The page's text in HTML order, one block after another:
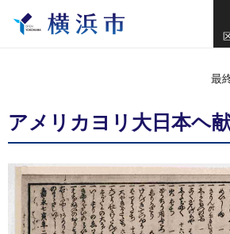
最
アメリカヨリ大日本ヘ